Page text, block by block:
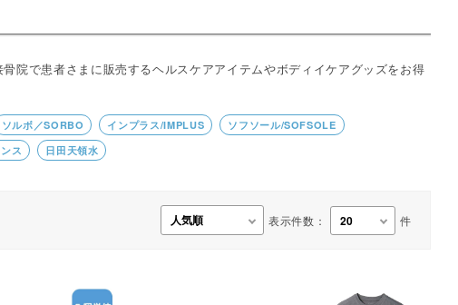
ラシ類 事務用品・日用品
院で患者さまに販売するヘルスケアアイテムやボディイケアグッズをお得
ソルボ／SORBO インプラス/IMPLUS
ソフソール/SOFSOLE
ス 日田天領水
表示件数： 件
【楽トレ】機器付属品